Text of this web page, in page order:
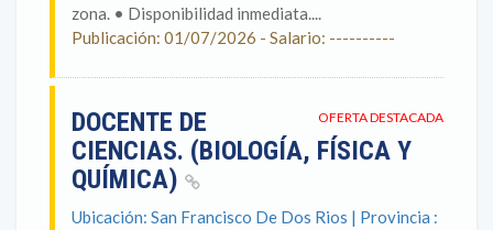
zona. • Disponibilidad inmediata....
Publicación: 01/07/2026 - Salario: ----------
OFERTA DESTACADA
DOCENTE DE
CIENCIAS. (BIOLOGÍA, FÍSICA Y
QUÍMICA)
Ubicación: San Francisco De Dos Rios | Provincia :